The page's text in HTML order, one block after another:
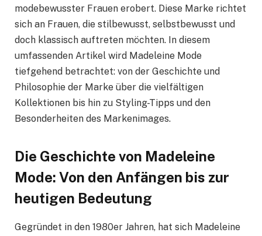
modebewusster Frauen erobert. Diese Marke richtet
sich an Frauen, die stilbewusst, selbstbewusst und
doch klassisch auftreten möchten. In diesem
umfassenden Artikel wird Madeleine Mode
tiefgehend betrachtet: von der Geschichte und
Philosophie der Marke über die vielfältigen
Kollektionen bis hin zu Styling-Tipps und den
Besonderheiten des Markenimages.
Die Geschichte von Madeleine
Mode: Von den Anfängen bis zur
heutigen Bedeutung
Gegründet in den 1980er Jahren, hat sich Madeleine